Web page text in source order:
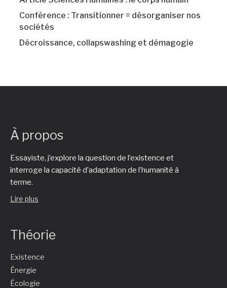
Conférence : Transitionner = désorganiser nos
sociétés
Décroissance, collapswashing et démagogie
À propos
Essayiste, j’explore la question de l’existence et
interroge la capacité d’adaptation de l’humanité à
terme.
Lire plus
Théorie
Existence
Énergie
Écologie